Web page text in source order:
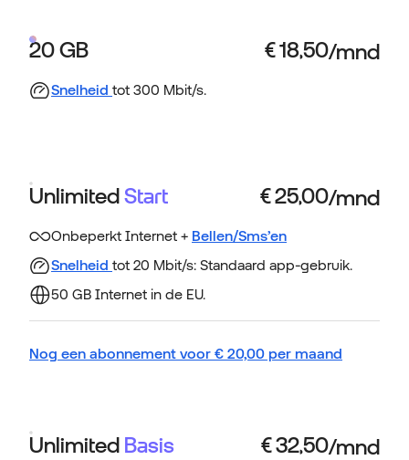
20 GB
Snelheid tot 300 Mbit/s.
UnlimitedStart
Onbeperkt Internet + Bellen/Sms’en
Snelheid tot 20 Mbit/s: Standaard app-gebruik.
50 GB Internet in de EU.
Nog een abonnement voor € 20,00 per maand
Unlimited Basis